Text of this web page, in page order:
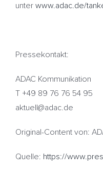
unter www.adac.de/
Pressekontakt:
ADAC Kommunikation
T +49 89 76 76 54 95
aktuell@adac.de
Original-Content von:
Quelle: https://